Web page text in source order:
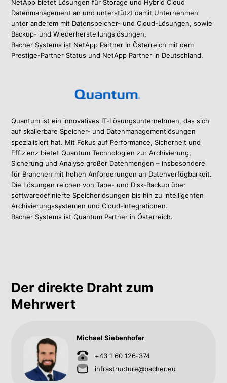
NetApp bietet Lösungen für Storage und Hybrid Cloud
Datenmanagement an und unterstützt damit Unternehmen
unter anderem mit Datenspeicher- und Cloud-Lösungen, sowie
Backup- und Wiederherstellungslösungen.
Bacher Systems ist NetApp Partner in Österreich mit dem
Prestige-Partner Status und NetApp Partner in Deutschland.
Quantum ist ein innovatives IT-Lösungsunternehmen, das sich
auf skalierbare Speicher- und Datenmanagementlösungen
spezialisiert hat. Mit Fokus auf Performance, Sicherheit und
Effizienz bietet Quantum Technologien zur Archivierung,
Sicherung und Analyse großer Datenmengen – insbesondere
für Branchen mit hohen Anforderungen an Datenverfügbarkeit.
Die Lösungen reichen von Tape- und Disk-Backup über
softwaredefinierte Speicherlösungen bis hin zu intelligenten
Archivierungssystemen und Cloud-Integrationen.
Bacher Systems ist Quantum Partner in Österreich.
Der direkte Draht zum
Mehrwert
Michael Siebenhofer
+43 1 60 126-374
infrastructure@bacher.eu